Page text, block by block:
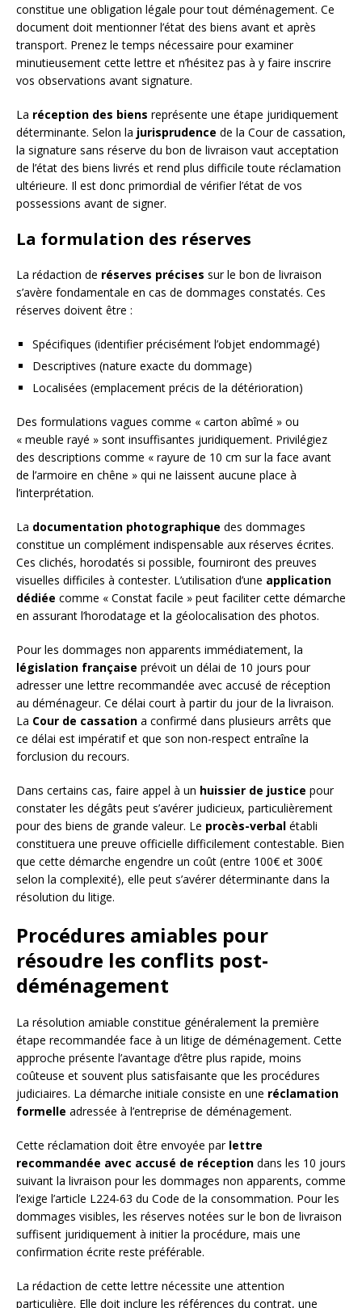
constitue une obligation légale pour tout déménagement. Ce
document doit mentionner l’état des biens avant et après
transport. Prenez le temps nécessaire pour examiner
minutieusement cette lettre et n’hésitez pas à y faire inscrire
vos observations avant signature.
La réception des biens représente une étape juridiquement
déterminante. Selon la jurisprudence de la Cour de cassation,
la signature sans réserve du bon de livraison vaut acceptation
de l’état des biens livrés et rend plus difficile toute réclamation
ultérieure. Il est donc primordial de vérifier l’état de vos
possessions avant de signer.
La formulation des réserves
La rédaction de réserves précises sur le bon de livraison
s’avère fondamentale en cas de dommages constatés. Ces
réserves doivent être :
Spécifiques (identifier précisément l’objet endommagé)
Descriptives (nature exacte du dommage)
Localisées (emplacement précis de la détérioration)
Des formulations vagues comme « carton abîmé » ou
« meuble rayé » sont insuffisantes juridiquement. Privilégiez
des descriptions comme « rayure de 10 cm sur la face avant
de l’armoire en chêne » qui ne laissent aucune place à
l’interprétation.
La documentation photographique des dommages
constitue un complément indispensable aux réserves écrites.
Ces clichés, horodatés si possible, fourniront des preuves
visuelles difficiles à contester. L’utilisation d’une application
dédiée comme « Constat facile » peut faciliter cette démarche
en assurant l’horodatage et la géolocalisation des photos.
Pour les dommages non apparents immédiatement, la
législation française prévoit un délai de 10 jours pour
adresser une lettre recommandée avec accusé de réception
au déménageur. Ce délai court à partir du jour de la livraison.
La Cour de cassation a confirmé dans plusieurs arrêts que
ce délai est impératif et que son non-respect entraîne la
forclusion du recours.
Dans certains cas, faire appel à un huissier de justice pour
constater les dégâts peut s’avérer judicieux, particulièrement
pour des biens de grande valeur. Le procès-verbal établi
constituera une preuve officielle difficilement contestable. Bien
que cette démarche engendre un coût (entre 100€ et 300€
selon la complexité), elle peut s’avérer déterminante dans la
résolution du litige.
Procédures amiables pour
résoudre les conflits post-
déménagement
La résolution amiable constitue généralement la première
étape recommandée face à un litige de déménagement. Cette
approche présente l’avantage d’être plus rapide, moins
coûteuse et souvent plus satisfaisante que les procédures
judiciaires. La démarche initiale consiste en une réclamation
formelle adressée à l’entreprise de déménagement.
Cette réclamation doit être envoyée par lettre
recommandée avec accusé de réception dans les 10 jours
suivant la livraison pour les dommages non apparents, comme
l’exige l’article L224-63 du Code de la consommation. Pour les
dommages visibles, les réserves notées sur le bon de livraison
suffisent juridiquement à initier la procédure, mais une
confirmation écrite reste préférable.
La rédaction de cette lettre nécessite une attention
particulière. Elle doit inclure les références du contrat, une